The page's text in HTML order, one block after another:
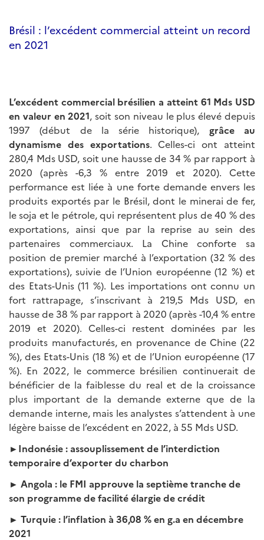
Brésil : l’excédent commercial atteint un record
en 2021
L’excédent commercial brésilien a atteint 61 Mds USD
en valeur en 2021, soit son niveau le plus élevé depuis
1997 (début de la série historique), grâce au
dynamisme des exportations. Celles-ci ont atteint
280,4 Mds USD, soit une hausse de 34 % par rapport à
2020 (après -6,3 % entre 2019 et 2020). Cette
performance est liée à une forte demande envers les
produits exportés par le Brésil, dont le minerai de fer,
le soja et le pétrole, qui représentent plus de 40 % des
exportations, ainsi que par la reprise au sein des
partenaires commerciaux. La Chine conforte sa
position de premier marché à l’exportation (32 % des
exportations), suivie de l’Union européenne (12 %) et
des Etats-Unis (11 %). Les importations ont connu un
fort rattrapage, s’inscrivant à 219,5 Mds USD, en
hausse de 38 % par rapport à 2020 (après -10,4 % entre
2019 et 2020). Celles-ci restent dominées par les
produits manufacturés, en provenance de Chine (22
%), des Etats-Unis (18 %) et de l’Union européenne (17
%). En 2022, le commerce brésilien continuerait de
bénéficier de la faiblesse du real et de la croissance
plus important de la demande externe que de la
demande interne, mais les analystes s’attendent à une
légère baisse de l’excédent en 2022, à 55 Mds USD.
►Indonésie : assouplissement de l’interdiction
temporaire d’exporter du charbon
► Angola : le FMI approuve la septième tranche de
son programme de facilité élargie de crédit
► Turquie : l’inflation à 36,08 % en g.a en décembre
2021